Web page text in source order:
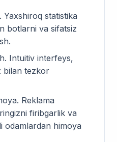
Yaxshiroq statistika
botlarni va sifatsiz
Intuitiv interfeys,
bilan tezkor
Reklama
firibgarlik va
odamlardan himoya